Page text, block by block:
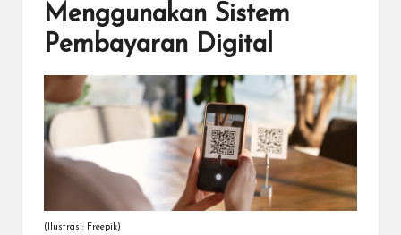
Menggunakan Sistem
Pembayaran Digital
(Ilustrasi: Freepik)